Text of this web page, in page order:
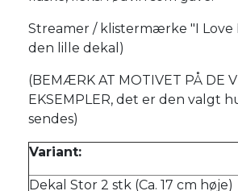
Streamer / klistermærke "I Love
den lille dekal)
(BEMÆRK AT MOTIVET PÅ DE
EKSEMPLER, det er den valgt
sendes)
Variant:
Dekal Stor 2 stk (Ca. 17 cm